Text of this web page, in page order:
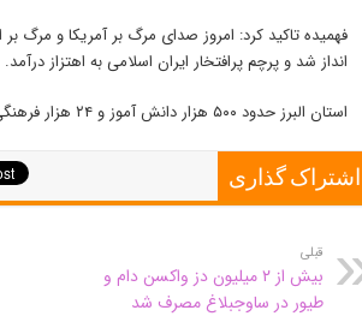
انداز شد و پرچم پرافتخار ایران اسلامی به اهتزاز درآمد.
استان البرز حدود ۵۰۰ هزار دانش آموز و ۲۴ هزار فرهنگی دارد.
اشتراک گذاری
قبلی
بیش از ۲ میلیون دز واکسن دام و
طیور در ساوجبلاغ مصرف شد